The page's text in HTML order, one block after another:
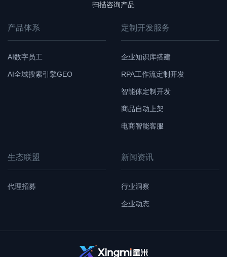
扫描咨询产品
产品体系
AI数字员工
AI全域搜索引擎GEO
定制开发服务
企业知识库搭建
RPA工作流定制开发
智能体定制开发
商品自动上架
电商智能客服
生态联盟
代理招募
新闻资讯
行业洞察
企业动态